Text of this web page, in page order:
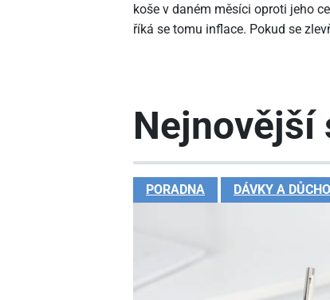
koše v daném měsíci oproti jeho
říká se tomu inflace. Pokud se
PORADNA DÁVKY A